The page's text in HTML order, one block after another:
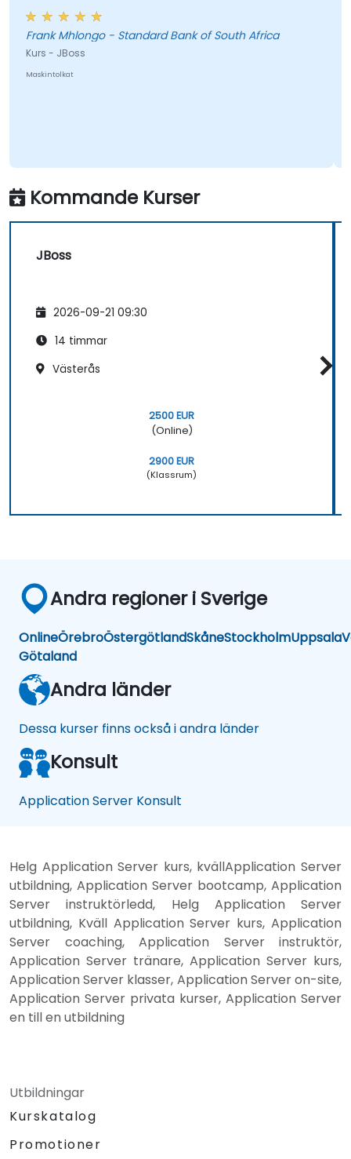
Implementera JBoss Drools för
företagsregelhantering och använda
verktyget Guvnor för regelutveckling och
testning.
Frank Mhlongo - Standard Bank of South Africa
Kurs - JBoss
Maskintolkat
Kommande Kurser
JBoss
2026-09-21 09:30
14 timmar
Västerås
2500 EUR
(Online)
2900 EUR
(Klassrum)
Andra regioner i Sverige
OnlineÖrebroÖstergötlandSkåneStockholmUppsala
Götaland
Andra länder
Dessa kurser finns också i andra länder
Konsult
Application Server Konsult
Helg Application Server kurs, kvällApplication Server
utbildning, Application Server bootcamp, Application
Server instruktörledd, Helg Application Server
utbildning, Kväll Application Server kurs, Application
Server coaching, Application Server instruktör,
Application Server tränare, Application Server kurs,
Application Server klasser, Application Server on-site,
Application Server privata kurser, Application Server
en till en utbildning
Utbildningar
Kurskatalog
Promotioner